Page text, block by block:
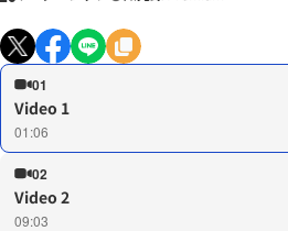
01
Video 1
01:06
02
Video 2
09:03